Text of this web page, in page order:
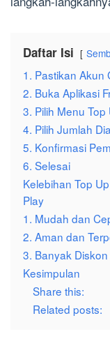
Daftar Isi
1. Pastikan Akun
2. Buka Aplikasi
3. Pilih Menu Top
4. Pilih Jumlah
5. Konfirmasi
6. Selesai
Kelebihan Top
Play
1. Mudah dan
2. Aman dan
3. Banyak
Kesimpulan
Share this:
Related posts: